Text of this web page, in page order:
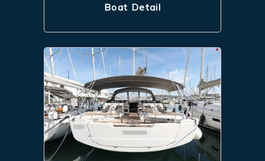
Boat Detail